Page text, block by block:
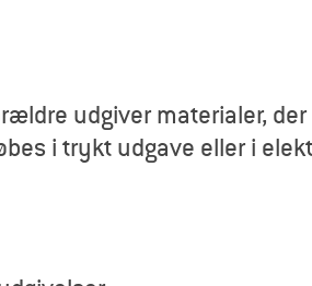
udgiver materialer,
i trykt udgave eller i